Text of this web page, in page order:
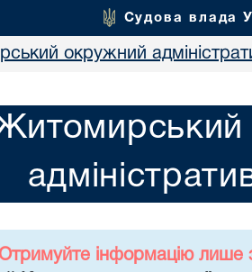
Судова влада
окружний
інформацію лише